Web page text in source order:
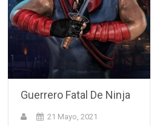
Guerrero Fatal De Ninja
21 Mayo, 2021